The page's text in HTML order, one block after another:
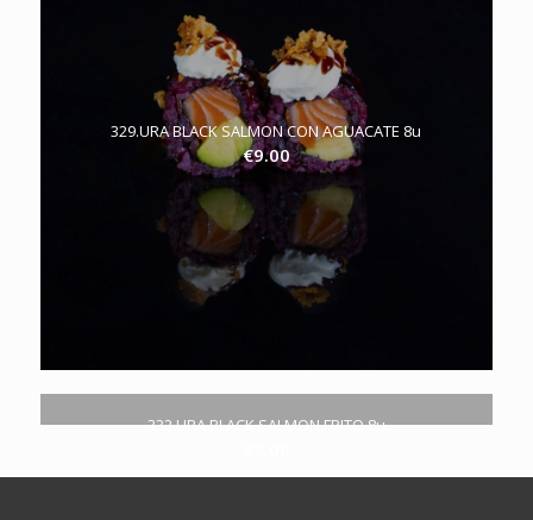
329.URA BLACK SALMON CON AGUACATE 8u
€9.00
332.URA BLACK SALMON FRITO 8u